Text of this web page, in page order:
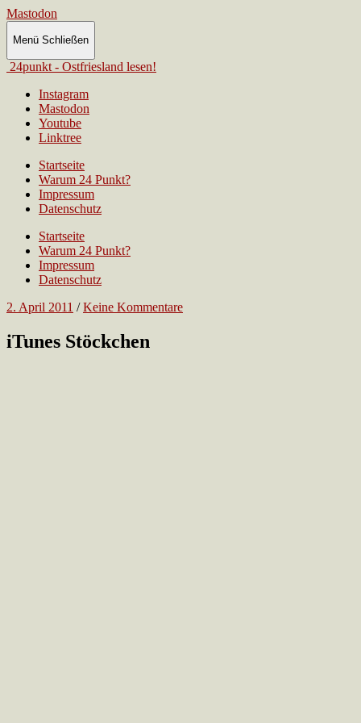
Mastodon
Menü Schließen
24punkt - Ostfriesland lesen!
Instagram
Mastodon
Youtube
Linktree
Startseite
Warum 24 Punkt?
Impressum
Datenschutz
Startseite
Warum 24 Punkt?
Impressum
Datenschutz
2. April 2011 / Keine Kommentare
iTunes Stöckchen